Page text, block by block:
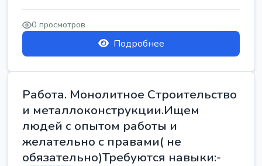
0 просмотров
Подробнее
Работа. Монолитное Строительство
и металлоконструкции.Ищем
людей с опытом работы и
желательно с правами( не
обязательно)Требуются навыки:-